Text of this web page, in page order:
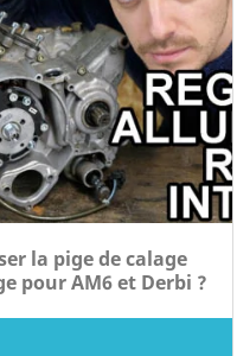
la pige de calage
pour AM6 et Derbi ?